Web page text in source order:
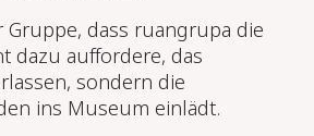
Gruppe, dass ruangrupa die
dazu auffordere, das
sondern die
ins Museum einlädt.